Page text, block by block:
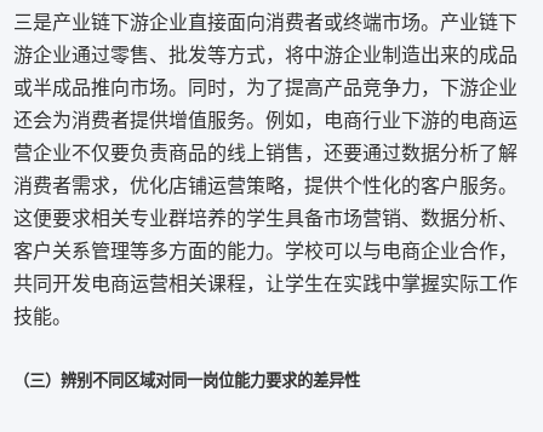
三是产业链下游企业直接面向消费者或终端市场。产业链下
游企业通过零售、批发等方式，将中游企业制造出来的成品
或半成品推向市场。同时，为了提高产品竞争力，下游企业
还会为消费者提供增值服务。例如，电商行业下游的电商运
营企业不仅要负责商品的线上销售，还要通过数据分析了解
消费者需求，优化店铺运营策略，提供个性化的客户服务。
这便要求相关专业群培养的学生具备市场营销、数据分析、
客户关系管理等多方面的能力。学校可以与电商企业合作，
共同开发电商运营相关课程，让学生在实践中掌握实际工作
技能。
（三）辨别不同区域对同一岗位能力要求的差异性